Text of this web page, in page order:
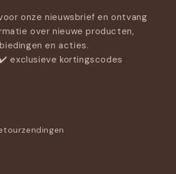
onze nieuwsbrief en ontvang
over nieuwe producten,
en acties.
exclusieve kortingscodes